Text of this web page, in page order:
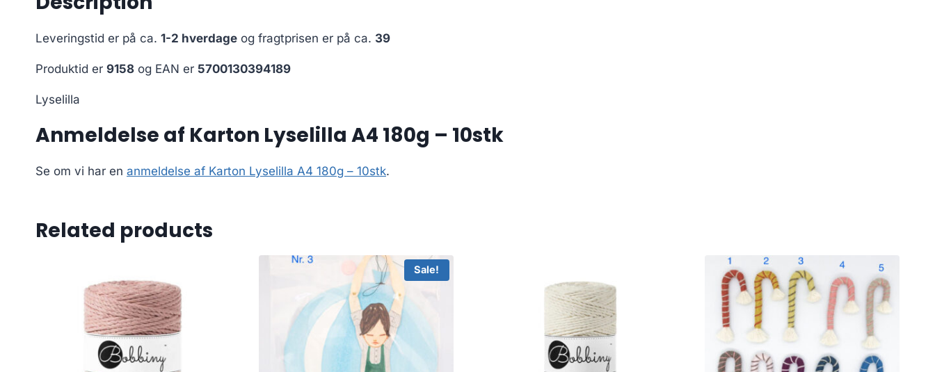
Leveringstid er på ca. 1-2 hverdage og fragtprisen er på ca. 39
Produktid er 9158 og EAN er 5700130394189
Lyselilla
Anmeldelse af Karton Lyselilla A4 180g – 10stk
Se om vi har en anmeldelse af Karton Lyselilla A4 180g – 10stk.
Related products
Sale!